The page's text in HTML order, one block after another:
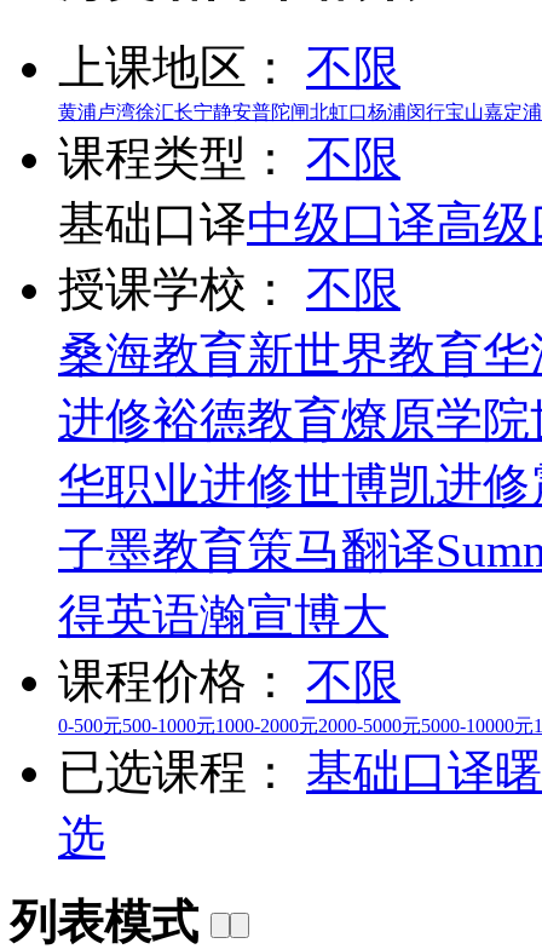
上课地区： 不限
黄浦卢湾徐汇长宁静安普陀闸北虹口杨浦闵行宝山嘉定
课程类型：
不限
基础口译中级口译高
授课学校：
不限
桑海教育新世界教育华
进修裕德教育燎原学院
华职业进修世博凯进修
子墨教育策马翻译
得英语瀚宣博大
课程价格：
不限
0-500元500-1000元1000-2000元2000-5000元5000-10000元
已选课程： 基础口译
选
列表模式